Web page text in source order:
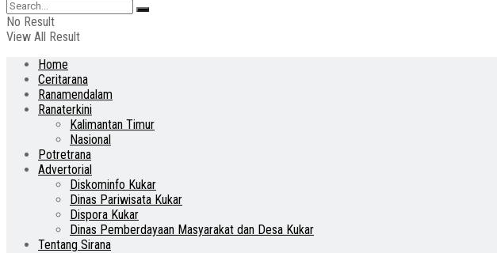
No Result
View All Result
Home
Ceritarana
Ranamendalam
Ranaterkini
Kalimantan Timur
Nasional
Potretrana
Advertorial
Diskominfo Kukar
Dinas Pariwisata Kukar
Dispora Kukar
Dinas Pemberdayaan Masyarakat dan Desa Kukar
Tentang Sirana